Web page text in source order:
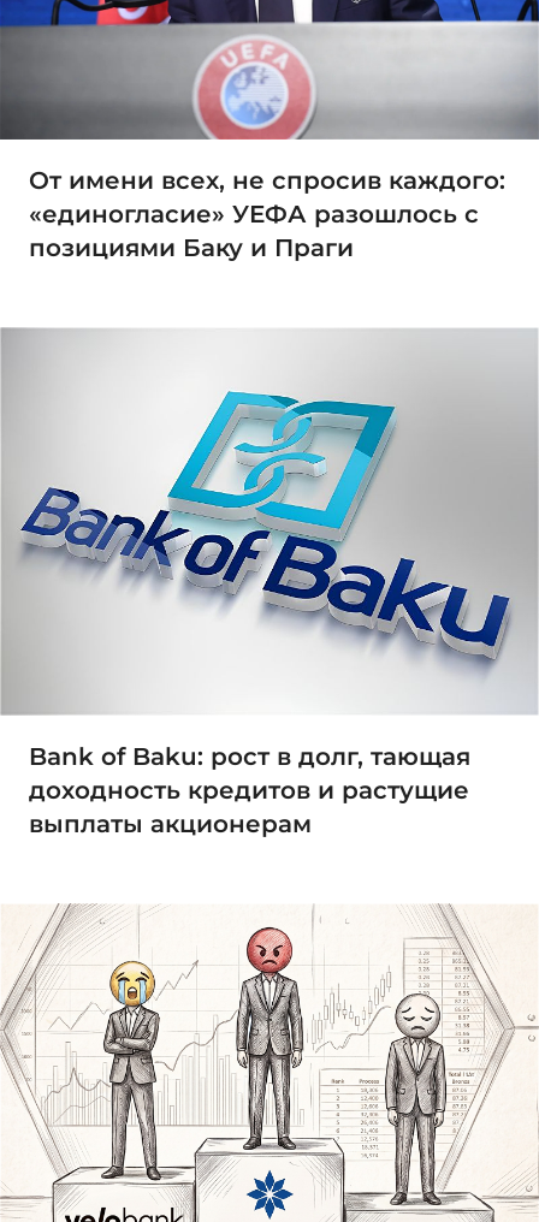
От имени всех, не спросив каждого:
«единогласие» УЕФА разошлось с
позициями Баку и Праги
Bank of Baku: рост в долг, тающая
доходность кредитов и растущие
выплаты акционерам